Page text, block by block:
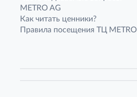
METRO AG
Как читать ценники?
Правила посещения ТЦ METRO